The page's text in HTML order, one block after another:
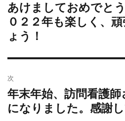
ナ
ビ
ゲ
シ
ョ
ン
過
去
投
あけましておめでと
０２２年も楽しく、
ょう！
次
次
の
投
年末年始、訪問看護
になりました。感謝し